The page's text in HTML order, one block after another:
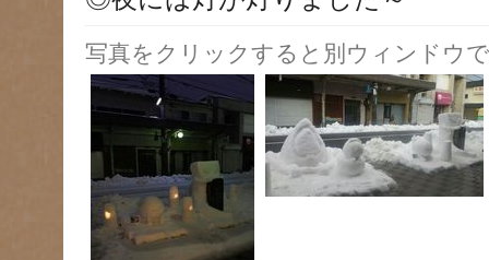
写真をクリックすると別ウィンドウ